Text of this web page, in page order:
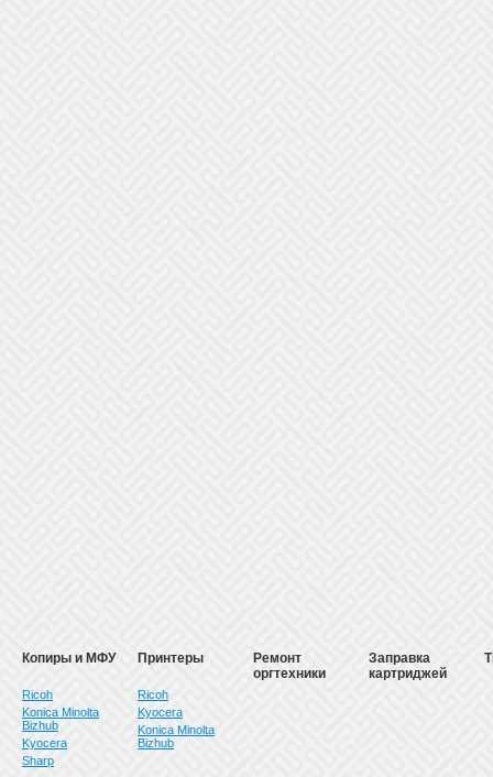
Копиры и МФУ
Ricoh
Konica Minolta
Bizhub
Kyocera
Sharp
Принтеры
Ricoh
Kyocera
Konica Minolta
Bizhub
Ремонт
оргтехники
Заправка
картриджей